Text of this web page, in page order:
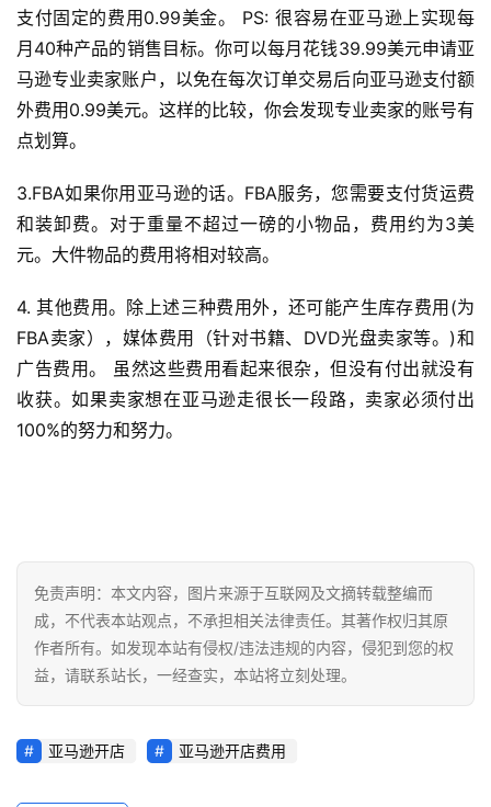
首
页
全
球
开
跨
境
百
科
销
跨
境
导
支付固定的费用0.99美金。 PS: 很容易在亚马逊上实现每
月40种产品的销售目标。你可以每月花钱39.99美元申请亚
马逊专业卖家账户，以免在每次订单交易后向亚马逊支付额
外费用0.99美元。这样的比较，你会发现专业卖家的账号有
点划算。
3.FBA如果你用亚马逊的话。FBA服务，您需要支付货运费
和装卸费。对于重量不超过一磅的小物品，费用约为3美
元。大件物品的费用将相对较高。
4. 其他费用。除上述三种费用外，还可能产生库存费用(为
FBA卖家），媒体费用（针对书籍、DVD光盘卖家等。)和
广告费用。 虽然这些费用看起来很杂，但没有付出就没有
收获。如果卖家想在亚马逊走很长一段路，卖家必须付出
100%的努力和努力。
免责声明：本文内容，图片来源于互联网及文摘转载整编而
成，不代表本站观点，不承担相关法律责任。其著作权归其原
作者所有。如发现本站有侵权/违法违规的内容，侵犯到您的权
益，请联系站长，一经查实，本站将立刻处理。
亚马逊开店 亚马逊开店费用